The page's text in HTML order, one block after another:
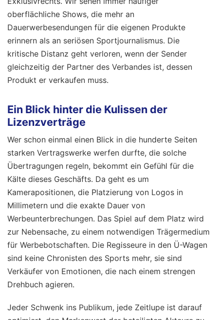
oberflächliche Shows, die mehr an
Dauerwerbesendungen für die eigenen Produkte
erinnern als an seriösen Sportjournalismus. Die
kritische Distanz geht verloren, wenn der Sender
gleichzeitig der Partner des Verbandes ist, dessen
Produkt er verkaufen muss.
Ein Blick hinter die Kulissen der
Lizenzverträge
Wer schon einmal einen Blick in die hunderte Seiten
starken Vertragswerke werfen durfte, die solche
Übertragungen regeln, bekommt ein Gefühl für die
Kälte dieses Geschäfts. Da geht es um
Kamerapositionen, die Platzierung von Logos in
Millimetern und die exakte Dauer von
Werbeunterbrechungen. Das Spiel auf dem Platz wird
zur Nebensache, zu einem notwendigen Trägermedium
für Werbebotschaften. Die Regisseure in den Ü-Wagen
sind keine Chronisten des Sports mehr, sie sind
Verkäufer von Emotionen, die nach einem strengen
Drehbuch agieren.
Jeder Schwenk ins Publikum, jede Zeitlupe ist darauf